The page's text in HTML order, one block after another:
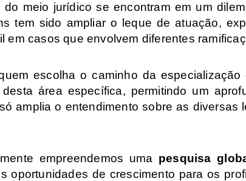
do meio jurídico se encontram em um
tem sido ampliar o leque de atuação,
em casos que envolvem diferentes
escolha o caminho da
área específica, permitindo um
amplia o entendimento sobre as
empreendemos uma pesquisa
oportunidades de crescimento para os